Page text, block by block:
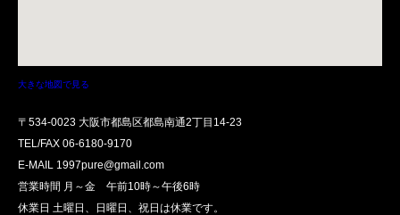
大きな地図で見る
〒534-0023 大阪市都島区都島南通2丁目14-23
TEL/FAX 06-6180-9170
E-MAIL 1997pure@gmail.com
営業時間 月～金 午前10時～午後6時
休業日 土曜日、日曜日、祝日は休業です。